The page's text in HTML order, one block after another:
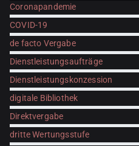
Coronapandemie
COVID-19
de facto Vergabe
Dienstleistungsaufträge
Dienstleistungskonzession
digitale Bibliothek
Direktvergabe
dritte Wertungsstufe